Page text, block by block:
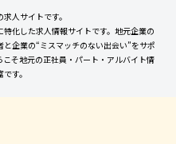
人サイトです。
化した求人情報サイトです。地元企業の
企業の“ミスマッチのない出会い”をサポ
そ地元の正社員・パート・アルバイト情
す。